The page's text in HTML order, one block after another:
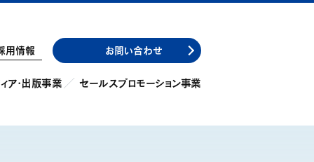
用情報 お問い合わせ
ア・出版事業 セールスプロモーション事業